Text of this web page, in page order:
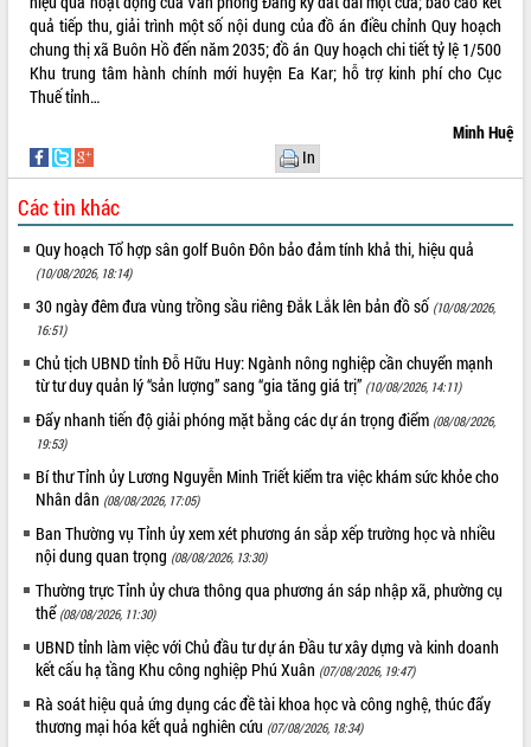
UBND tỉnh họp báo định kỳ tháng 4
năm 2026
Hội thảo khoa học “Giải pháp thúc đẩy
phát triển nền kinh tế xanh tại tỉnh
Tăng cường giám sát, đôn đốc thực
hiện nhiệm vụ quản lý tài sản công
hàng tuần
Tháo gỡ những vướng mắc, đẩy mạnh
công tác cải cách thủ tục hành chính
tại Trung tâm Phục vụ hành chính
công tỉnh
Đắk Lắk: Tôn vinh 46 giải pháp tại Hội
thi Sáng tạo Kỹ thuật 2024 - 2025
Đắk Lắk rà soát, điều chỉnh Đề án 190
về phát triển nuôi trồng thủy sản
Phó Chủ tịch UBND tỉnh Đắk Lắk
Dự án cao tốc Khánh Hòa - Buôn Ma
Thuột
Định vị cà phê Việt Nam như một “di
sản sống” trong dòng chảy toàn cầu
Xây dựng nông thôn mới: Nâng cao đời
sống người dân từ những mô hình thiết
thực
Quyết liệt tháo gỡ vướng mắc, đẩy
nhanh tiến độ các dự án trọng điểm
trong Khu kinh tế Nam Phú Yên
quả tiếp thu, giải trình một số nội dung của đồ án điều chỉnh Quy hoạch
chung thị xã Buôn Hồ đến năm 2035; đồ án Quy hoạch chi tiết tỷ lệ 1/500
Khu trung tâm hành chính mới huyện Ea Kar; hỗ trợ kinh phí cho Cục
Thuế tỉnh…
Minh Huệ
In
Các tin khác
Quy hoạch Tổ hợp sân golf Buôn Đôn bảo đảm tính khả thi, hiệu quả
(10/08/2026, 18:14)
30 ngày đêm đưa vùng trồng sầu riêng Đắk Lắk lên bản đồ số (10/08/2026,
16:51)
Chủ tịch UBND tỉnh Đỗ Hữu Huy: Ngành nông nghiệp cần chuyển mạnh
từ tư duy quản lý “sản lượng” sang “gia tăng giá trị” (10/08/2026, 14:11)
Đẩy nhanh tiến độ giải phóng mặt bằng các dự án trọng điểm (08/08/2026,
19:53)
Bí thư Tỉnh ủy Lương Nguyễn Minh Triết kiểm tra việc khám sức khỏe cho
Nhân dân (08/08/2026, 17:05)
Ban Thường vụ Tỉnh ủy xem xét phương án sắp xếp trường học và nhiều
nội dung quan trọng (08/08/2026, 13:30)
Thường trực Tỉnh ủy chưa thông qua phương án sáp nhập xã, phường cụ
thể (08/08/2026, 11:30)
UBND tỉnh làm việc với Chủ đầu tư dự án Đầu tư xây dựng và kinh doanh
kết cấu hạ tầng Khu công nghiệp Phú Xuân (07/08/2026, 19:47)
Rà soát hiệu quả ứng dụng các đề tài khoa học và công nghệ, thúc đẩy
thương mại hóa kết quả nghiên cứu (07/08/2026, 18:34)